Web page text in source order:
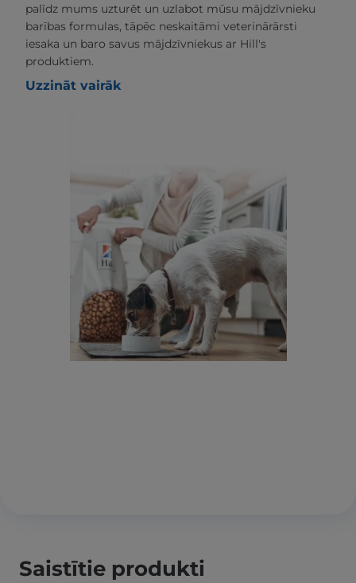
palīdz mums uzturēt un uzlabot mūsu mājdzīvnieku
barības formulas, tāpēc neskaitāmi veterinārārsti
iesaka un baro savus mājdzīvniekus ar Hill's
produktiem.
Uzzināt vairāk
Saistītie produkti